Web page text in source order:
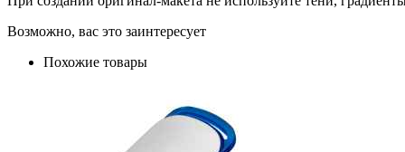
Возможно, вас это заинтересует
Похожие товары